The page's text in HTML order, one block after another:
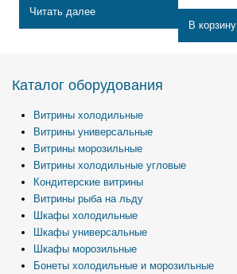
Читать далее
В корзину
Каталог оборудования
Витрины холодильные
Витрины универсальные
Витрины морозильные
Витрины холодильные угловые
Кондитерские витрины
Витрины рыба на льду
Шкафы холодильные
Шкафы универсальные
Шкафы морозильные
Бонеты холодильные и морозильные